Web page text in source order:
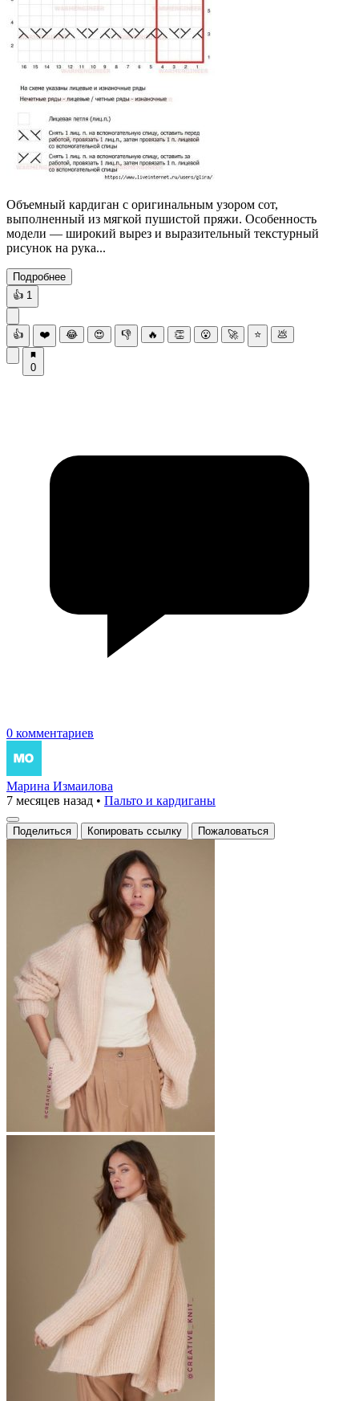
Объемный кардиган с оригинальным узором сот,
выполненный из мягкой пушистой пряжи. Особенность
модели — широкий вырез и выразительный текстурный
рисунок на рука...
Подробнее
👍 1
👍 ❤️ 😂 😍 👎 🔥 👏 😮 🚀 ⭐ 💩
0
0 комментариев
Марина Измаилова
7 месяцев назад • Пальто и кардиганы
Поделиться Копировать ссылку Пожаловаться